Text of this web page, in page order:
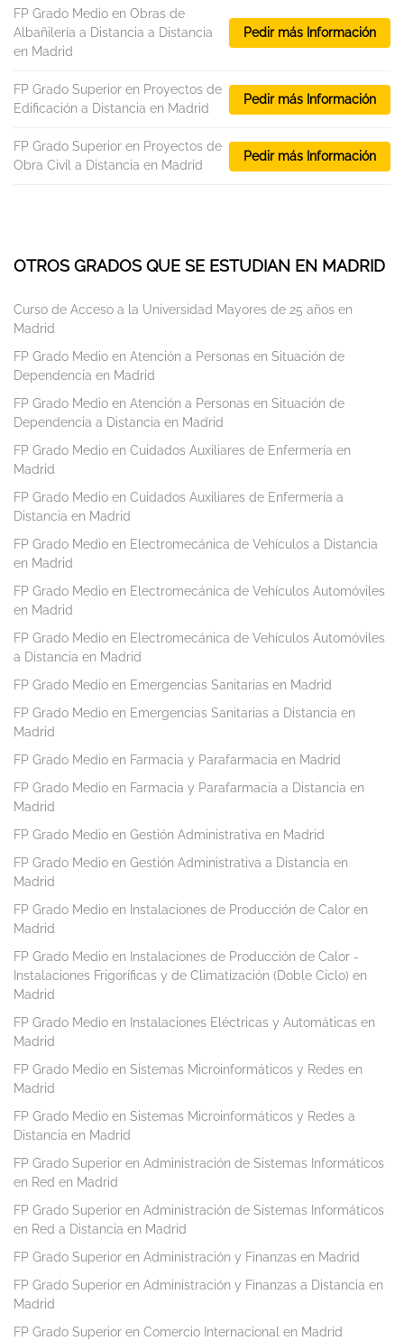
FP Grado Medio en Obras de
Albañilería a Distancia a Distancia
en Madrid
Pedir más Información
FP Grado Superior en Proyectos de
Edificación a Distancia en Madrid
Pedir más Información
FP Grado Superior en Proyectos de
Obra Civil a Distancia en Madrid
Pedir más Información
OTROS GRADOS QUE SE ESTUDIAN EN MADRID
Curso de Acceso a la Universidad Mayores de 25 años en
Madrid
FP Grado Medio en Atención a Personas en Situación de
Dependencia en Madrid
FP Grado Medio en Atención a Personas en Situación de
Dependencia a Distancia en Madrid
FP Grado Medio en Cuidados Auxiliares de Enfermería en
Madrid
FP Grado Medio en Cuidados Auxiliares de Enfermería a
Distancia en Madrid
FP Grado Medio en Electromecánica de Vehículos a Distancia
en Madrid
FP Grado Medio en Electromecánica de Vehículos Automóviles
en Madrid
FP Grado Medio en Electromecánica de Vehículos Automóviles
a Distancia en Madrid
FP Grado Medio en Emergencias Sanitarias en Madrid
FP Grado Medio en Emergencias Sanitarias a Distancia en
Madrid
FP Grado Medio en Farmacia y Parafarmacia en Madrid
FP Grado Medio en Farmacia y Parafarmacia a Distancia en
Madrid
FP Grado Medio en Gestión Administrativa en Madrid
FP Grado Medio en Gestión Administrativa a Distancia en
Madrid
FP Grado Medio en Instalaciones de Producción de Calor en
Madrid
FP Grado Medio en Instalaciones de Producción de Calor -
Instalaciones Frigoríficas y de Climatización (Doble Ciclo) en
Madrid
FP Grado Medio en Instalaciones Eléctricas y Automáticas en
Madrid
FP Grado Medio en Sistemas Microinformáticos y Redes en
Madrid
FP Grado Medio en Sistemas Microinformáticos y Redes a
Distancia en Madrid
FP Grado Superior en Administración de Sistemas Informáticos
en Red en Madrid
FP Grado Superior en Administración de Sistemas Informáticos
en Red a Distancia en Madrid
FP Grado Superior en Administración y Finanzas en Madrid
FP Grado Superior en Administración y Finanzas a Distancia en
Madrid
FP Grado Superior en Comercio Internacional en Madrid